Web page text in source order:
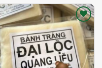
50.000₫
đến
59.000₫
Thích